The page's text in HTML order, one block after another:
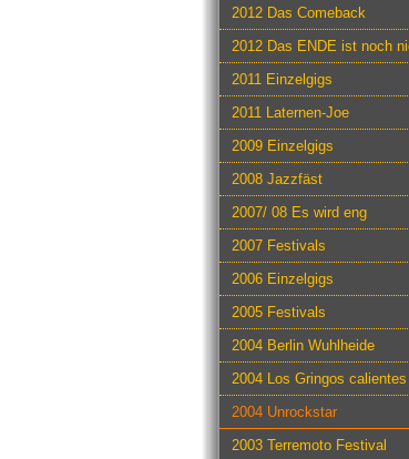
2012 Das Comeback
2012 Das ENDE ist noch
2011 Einzelgigs
2011 Laternen-Joe
2009 Einzelgigs
2008 Jazzfäst
2007/ 08 Es wird eng
2007 Festivals
2006 Einzelgigs
2005 Festivals
2004 Berlin Wuhlheide
2004 Los Gringos
2004 Unrockstar
2003 Terremoto Festival